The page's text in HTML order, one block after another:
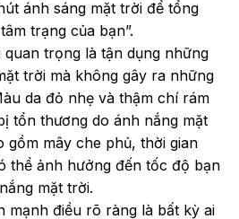
ánh sáng mặt trời để tổng
trạng của bạn”.
quan trọng là tận dụng những
trời mà không gây ra những
da đỏ nhẹ và thậm chí rám
tổn thương do ánh nắng mặt
gồm mây che phủ, thời gian
thể ảnh hưởng đến tốc độ bạn
mặt trời.
mạnh điều rõ ràng là bất kỳ ai